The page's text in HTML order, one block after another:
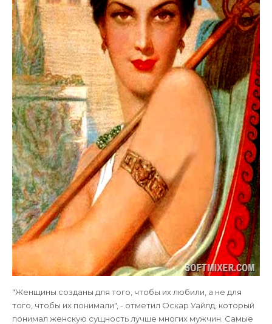
"Женщины созданы для того, чтобы их любили, а не для
того, чтобы их понимали", - отметил Оскар Уайлд, который
понимал женскую сущность лучше многих мужчин. Самые